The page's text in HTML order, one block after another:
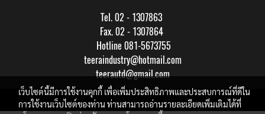
Tel. 02 - 1307863
Fax. 02 - 1307864
Hotline 081-5673755
teeraindustry@hotmail.com
teerautd@gmail.com
Copy right by makewebeasy.com
เว็บไซต์นี้มีการใช้งานคุกกี้ เพื่อเพิ่มประสิทธิภาพและประสบการณ์ที่ดีใน
การใช้งานเว็บไซต์ของท่าน ท่านสามารถอ่านรายละเอียดเพิ่มเติมได้ที่